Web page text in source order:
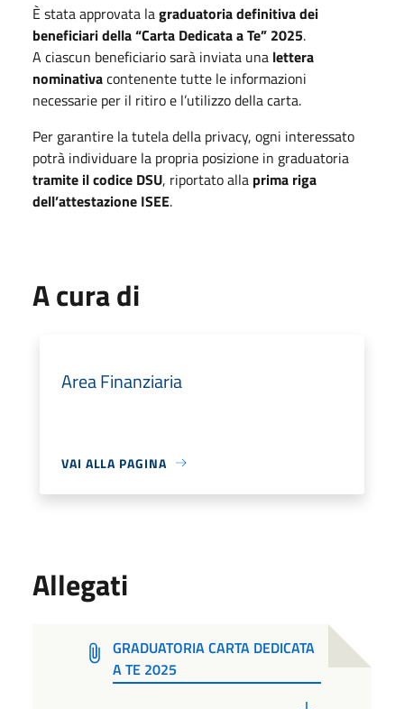
È stata approvata lagraduatoria definitiva dei
beneficiari della “Carta Dedicata a Te” 2025.
A ciascun beneficiario sarà inviata una lettera
nominativacontenente tutte le informazioni
necessarie per il ritiro e l’utilizzo della carta.
Per garantire la tutela della privacy, ogni interessato
potrà individuare la propria posizione in graduatoria
tramite il codice DSU, riportato alla prima riga
dell’attestazione ISEE.
A cura di
Area Finanziaria
VAI ALLA PAGINA
Allegati
GRADUATORIA CARTA DEDICATA
A TE 2025